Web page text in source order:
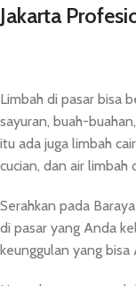
Jakarta
Limbah di pasar bisa
sayuran, buah-
itu ada juga limbah
cucian, dan air limbah
Serahkan pada
di pasar yang Anda
keunggulan yang